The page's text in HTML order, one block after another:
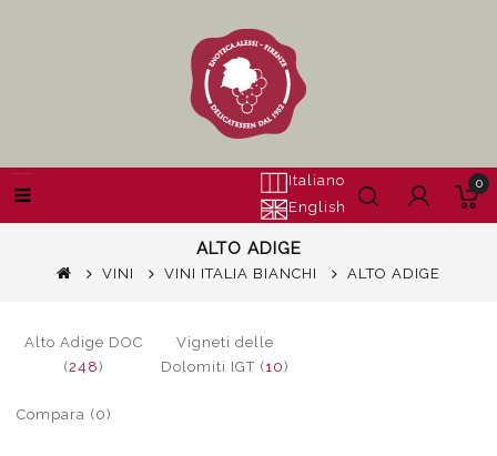
Italiano
English
0
ALTO ADIGE
VINI VINI ITALIA BIANCHI ALTO ADIGE
Alto Adige DOC
(248)
Vigneti delle
Dolomiti IGT (10)
Compara (0)